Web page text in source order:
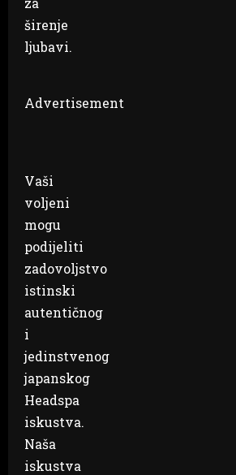
širenje
ljubavi.
Advertisement
Vaši
voljeni
mogu
podijeliti
zadovoljstvo
istinski
autentičnog
i
jedinstvenog
japanskog
Headspa
iskustva.
Naša
iskustva